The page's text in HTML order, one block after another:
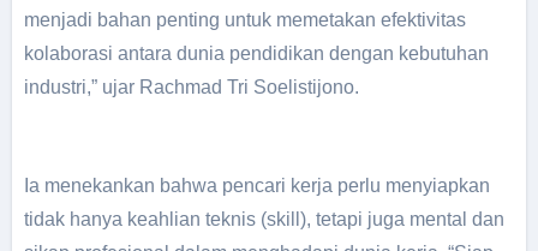
menjadi bahan penting untuk memetakan efektivitas
kolaborasi antara dunia pendidikan dengan kebutuhan
industri,” ujar Rachmad Tri Soelistijono.
Ia menekankan bahwa pencari kerja perlu menyiapkan
tidak hanya keahlian teknis (skill), tetapi juga mental dan